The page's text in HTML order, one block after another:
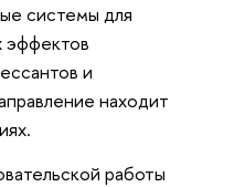
системы для
эффектов
и
находит
работы